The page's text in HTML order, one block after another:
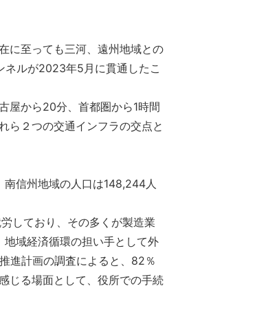
に至っても三河、遠州地域との
ネルが2023年5月に貫通したこ
屋から20分、首都圏から1時間
ら２つの交通インフラの交点と
信州地域の人口は148,244人
しており、その多くが製造業
域経済循環の担い手として外
進計画の調査によると、82％
じる場面として、役所での手続